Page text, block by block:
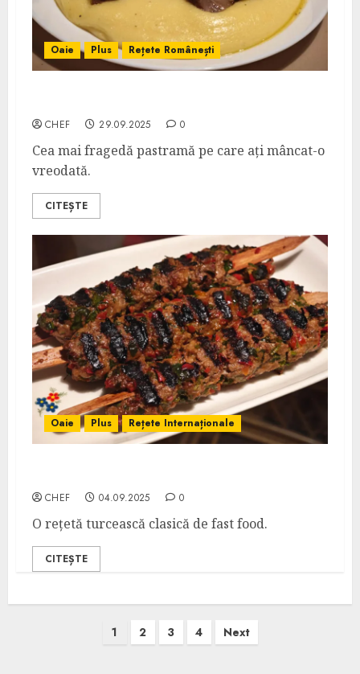
Oaie Plus Rețete Românești
CHEF 29.09.2025 0
Cea mai fragedă pastramă pe care ați mâncat-o
vreodată.
CITEȘTE
Oaie Plus Rețete Internaționale
CHEF 04.09.2025 0
O rețetă turcească clasică de fast food.
CITEȘTE
1 2 3 4 Next